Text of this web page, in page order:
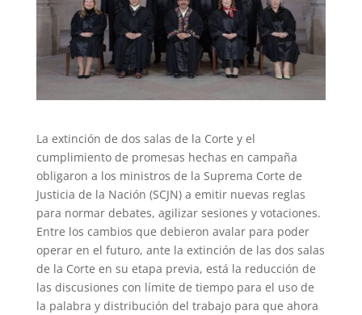
La extinción de dos salas de la Corte y el
cumplimiento de promesas hechas en campaña
obligaron a los ministros de la Suprema Corte de
Justicia de la Nación (SCJN) a emitir nuevas reglas
para normar debates, agilizar sesiones y votaciones.
Entre los cambios que debieron avalar para poder
operar en el futuro, ante la extinción de las dos salas
de la Corte en su etapa previa, está la reducción de
las discusiones con límite de tiempo para el uso de
la palabra y distribución del trabajo para que ahora